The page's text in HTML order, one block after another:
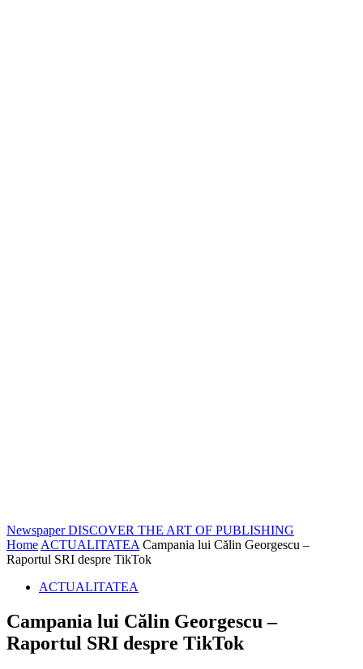
Newspaper DISCOVER THE ART OF PUBLISHING
Home ACTUALITATEA Campania lui Călin Georgescu –
Raportul SRI despre TikTok
ACTUALITATEA
Campania lui Călin Georgescu –
Raportul SRI despre TikTok